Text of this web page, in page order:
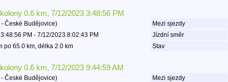
0.6 km, 7/12/2023 3:48:56 PM
- České Budějovice) Mezi sjezdy
PM - 7/12/2023 8:02:43 PM Jízdní směr
po 65.0 km, délka 2.0 km Stav
0.6 km, 7/12/2023 9:44:59 AM
- České Budějovice) Mezi sjezdy